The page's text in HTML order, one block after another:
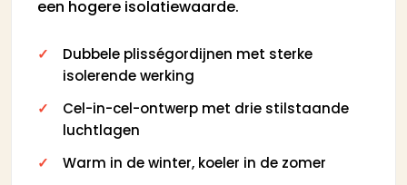
een hogere isolatiewaarde.
Dubbele plisségordijnen met sterke
isolerende werking
Cel-in-cel-ontwerp met drie stilstaande
luchtlagen
Warm in de winter, koeler in de zomer